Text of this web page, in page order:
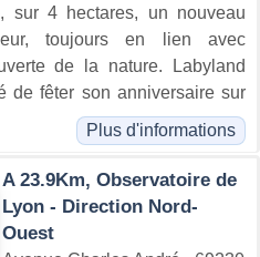
sur 4 hectares, un nouveau
toujours en lien avec
de la nature. Labyland
de fêter son anniversaire sur
Plus d'informations
A 23.9Km, Observatoire de
Lyon - Direction Nord-
Ouest